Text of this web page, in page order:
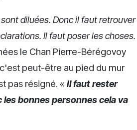
diluées. Donc il faut retrouver
Il faut poser les choses.
le Chan Pierre-Bérégovoy
peut-être au pied du mur
pas résigné. « Il faut rester
bonnes personnes cela va